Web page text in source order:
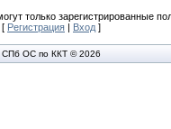
только зарегистрированные
[ Регистрация | Вход ]
СПб ОС по ККТ © 2026